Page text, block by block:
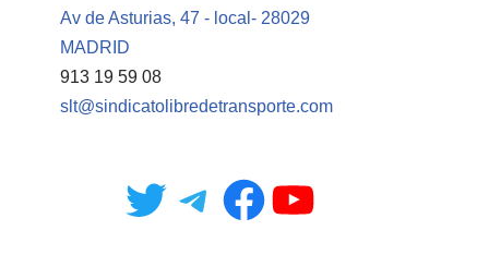
Av de Asturias, 47 - local- 28029
MADRID
913 19 59 08
slt@sindicatolibredetransporte.com